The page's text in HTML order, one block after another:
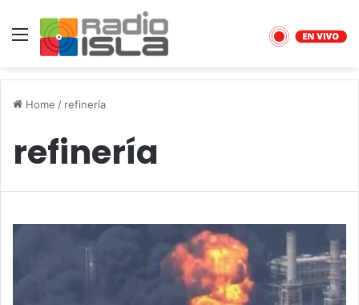
Menu
Home / refinería
refinería